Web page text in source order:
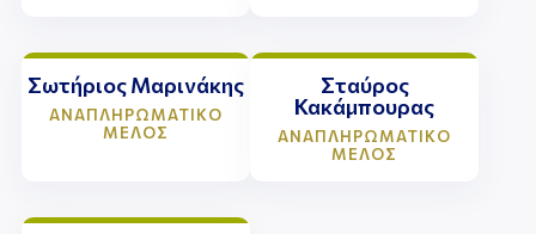
Σωτήριος Μαρινάκης
ΑΝΑΠΛΗΡΩΜΑΤΙΚΟ
ΜΕΛΟΣ
Σταύρος
Κακάμπουρας
ΑΝΑΠΛΗΡΩΜΑΤΙΚΟ
ΜΕΛΟΣ